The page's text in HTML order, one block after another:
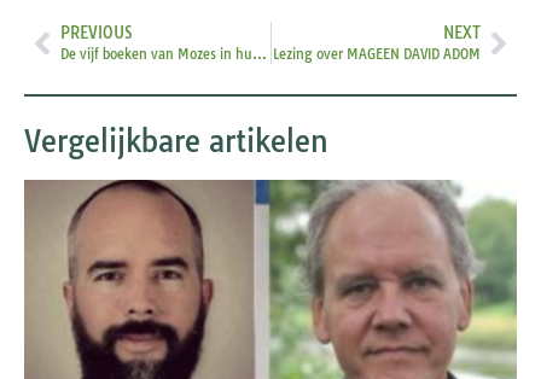
PREVIOUS
De vijf boeken van Mozes in hun verbinding
NEXT
Lezing over MAGEEN DAVID ADOM
Vergelijkbare artikelen